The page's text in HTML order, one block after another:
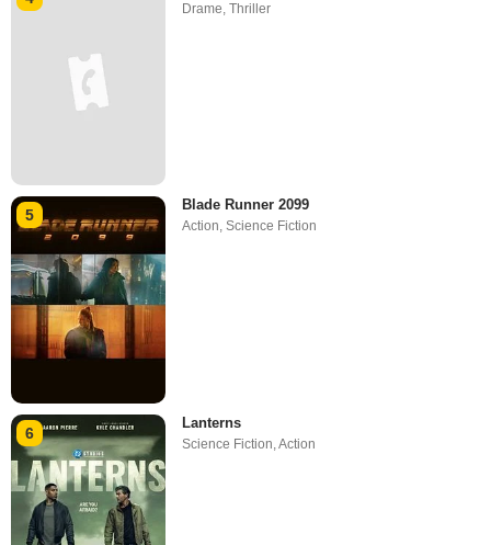
Drame,Thriller
5
Blade Runner 2099
Action,Science Fiction
6
Lanterns
Science Fiction ,Action